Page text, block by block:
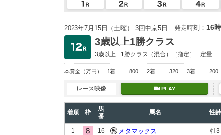
2023年7月15日（土曜） 3回中京5日 発走時刻： 16
3歳以上1勝クラス
3歳以上 1勝クラス （混合）［指定］ 定量
本賞金 （万円） 1着 800 2着 320 3着 200
レース映像 PLAY
着順 枠
馬
番
馬名 性齢
1 16 メタマックス 牡3